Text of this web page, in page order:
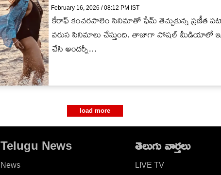
February 16, 2026 / 08:12 PM IST
కేరాఫ్ కంచరపాలెం సినిమాతో ఫేమ్ తెచ్చుకున్న ప్రణీత
వరుస సినిమాలు చేస్తుంది. తాజాగా సోషల్
చేసి అందర్నీ…
load more
Telugu News
News
తెలుగు వార్తలు
LIVE TV